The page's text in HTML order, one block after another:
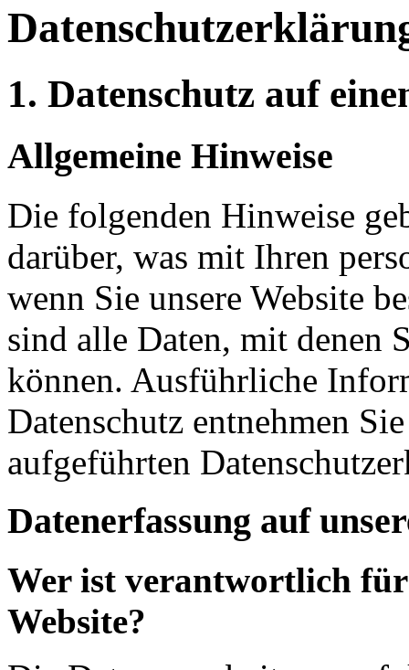
1. Datenschutz auf
Allgemeine Hinweise
Die folgenden Hinweise
darüber, was mit Ihren
wenn Sie unsere Website
sind alle Daten, mit denen
können. Ausführliche
Datenschutz entnehmen
aufgeführten
Datenerfassung auf
Wer ist verantwortlich für
Website?